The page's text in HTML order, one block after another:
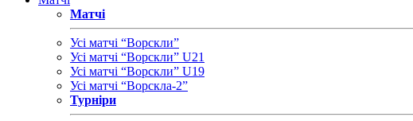
Матчі
Усі матчі “Ворскли”
Усі матчі “Ворскли” U21
Усі матчі “Ворскли” U19
Усі матчі “Ворскла-2”
Турніри